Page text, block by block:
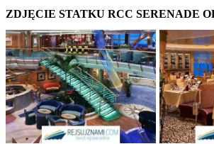
ZDJĘCIE STATKU RCC SERENADE